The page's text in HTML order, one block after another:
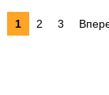
1 2 3